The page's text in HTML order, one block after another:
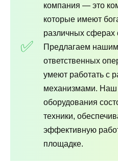
компания — это
которые имеют
различных сферах
Предлагаем
ответственных
умеют работать с
механизмами. Наш
оборудования
техники,
эффективную
площадке.